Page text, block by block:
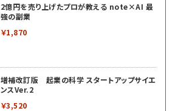
2億円を売り上げたプロが教える note×AI 最
強の副業
￥1,870
増補改訂版 起業の科学 スタートアップサイエ
ンスVer.2
￥3,520